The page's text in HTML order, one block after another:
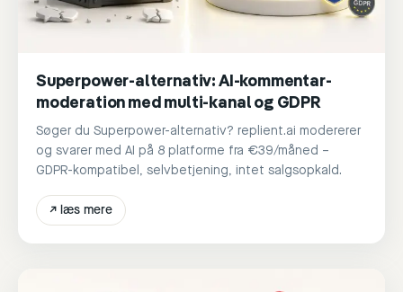
Superpower-alternativ: AI-kommentar-
moderation med multi-kanal og GDPR
Søger du Superpower-alternativ? replient.ai modererer
og svarer med AI på 8 platforme fra €39/måned –
GDPR-kompatibel, selvbetjening, intet salgsopkald.
↗ læs mere